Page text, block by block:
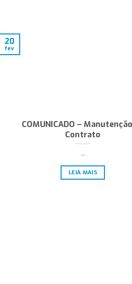
COMUNICADO –
Contrato
...
LEIA MAIS
20
fev